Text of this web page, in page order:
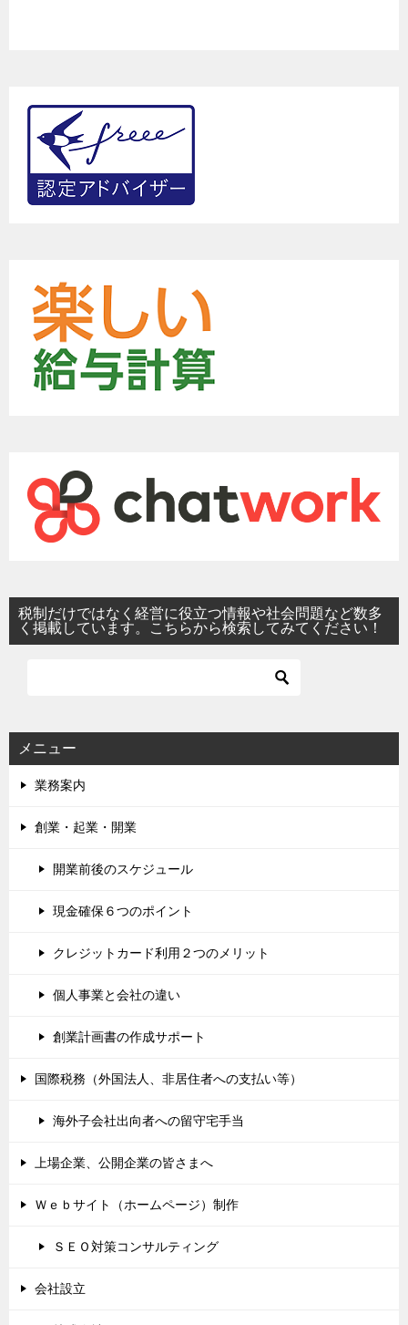
税制だけではなく経営に役立つ情報や社会問題など数多
く掲載しています。こちらから検索してみてください！
メニュー
業務案内
創業・起業・開業
開業前後のスケジュール
現金確保６つのポイント
クレジットカード利用２つのメリット
個人事業と会社の違い
創業計画書の作成サポート
国際税務（外国法人、非居住者への支払い等）
海外子会社出向者への留守宅手当
上場企業、公開企業の皆さまへ
Ｗｅｂサイト（ホームページ）制作
ＳＥＯ対策コンサルティング
会社設立